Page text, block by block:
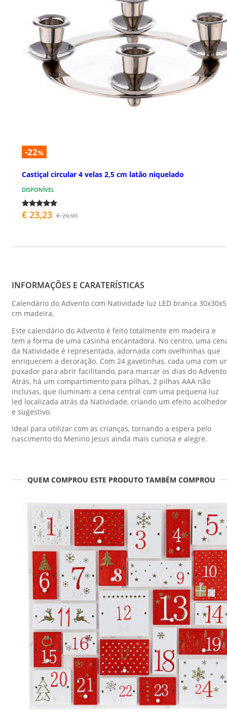
-22%
Castiçal circular 4 velas 2,5 cm latão niquelado
DISPONÍVEL
€ 23,23 € 29,90
INFORMAÇÕES E CARATERÍSTICAS
Calendário do Advento com Natividade luz LED branca 30x30x5
cm madeira.
Este calendário do Advento é feito totalmente em madeira e
tem a forma de uma casinha encantadora. No centro, uma
da Natividade é representada, adornada com ovelhinhas que
enriquecem a decoração. Com 24 gavetinhas, cada uma com
puxador para abrir facilitando, para marcar os dias do
Atrás, há um compartimento para pilhas, 2 pilhas AAA não
inclusas, que iluminam a cena central com uma pequena luz
led localizada atrás da Natividade, criando um efeito acolhedor
e sugestivo.
Ideal para utilizar com as crianças, tornando a espera pelo
nascimento do Menino Jesus ainda mais curiosa e alegre.
QUEM COMPROU ESTE PRODUTO TAMBÉM COMPROU